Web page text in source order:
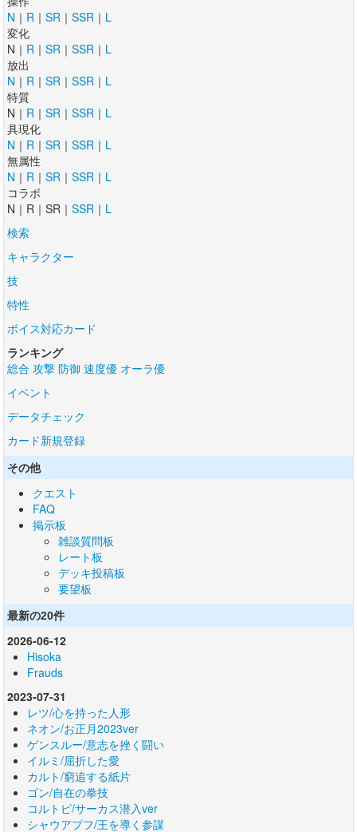
N ｜ R ｜ SR ｜ SSR ｜ L
変化
N｜ R ｜ SR ｜ SSR ｜ L
放出
N ｜ R ｜ SR ｜ SSR ｜ L
特質
N｜ R ｜ SR ｜ SSR ｜ L
具現化
N ｜ R ｜ SR ｜ SSR ｜ L
無属性
N ｜ R ｜ SR ｜ SSR ｜ L
コラボ
N｜R｜SR｜ SSR ｜ L
検索
キャラクター
技
特性
ボイス対応カード
ランキング
総合 攻撃 防御 速度優 オーラ優
イベント
データチェック
カード新規登録
その他
クエスト
FAQ
掲示板
雑談質問板
レート板
デッキ投稿板
要望板
最新の20件
2026-06-12
Hisoka
Frauds
2023-07-31
レツ/心を持った人形
ネオン/お正月2023ver
ゲンスルー/意志を挫く闘い
イルミ/屈折した愛
カルト/窮追する紙片
ゴン/自在の拳技
コルトピ/サーカス潜入ver
シャウアプフ/王を導く参謀